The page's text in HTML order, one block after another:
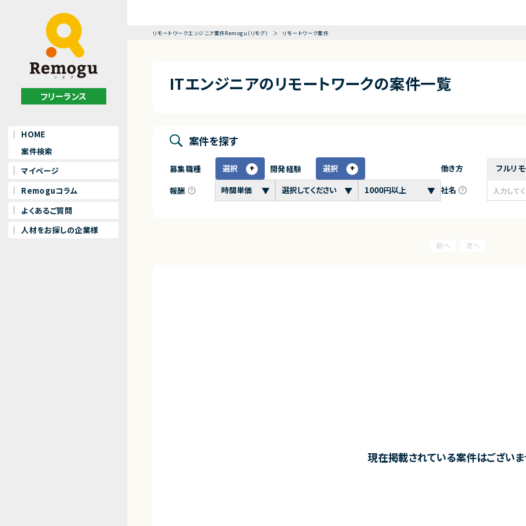
フリーランス
HOME
案件検索
マイページ
Remoguコラム
よくあるご質問
人材をお探しの企業様
リモートワークエンジニア案件Remogu（リモグ） リモートワーク案件
ITエンジニアのリモートワークの案件一覧
案件を探す
募集職種 選択 開発経験
選択
報酬
働き方
フルリ
社名
現在掲載されている案件はございま